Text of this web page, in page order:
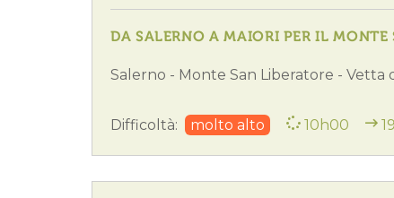
DA SALERNO A MAIORI PER IL
Salerno - Monte San Liberatore - Vetta
Difficoltà: molto alto 10h00